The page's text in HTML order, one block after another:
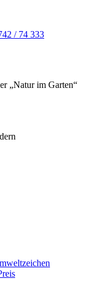
/ 74 333
„Natur im Garten“